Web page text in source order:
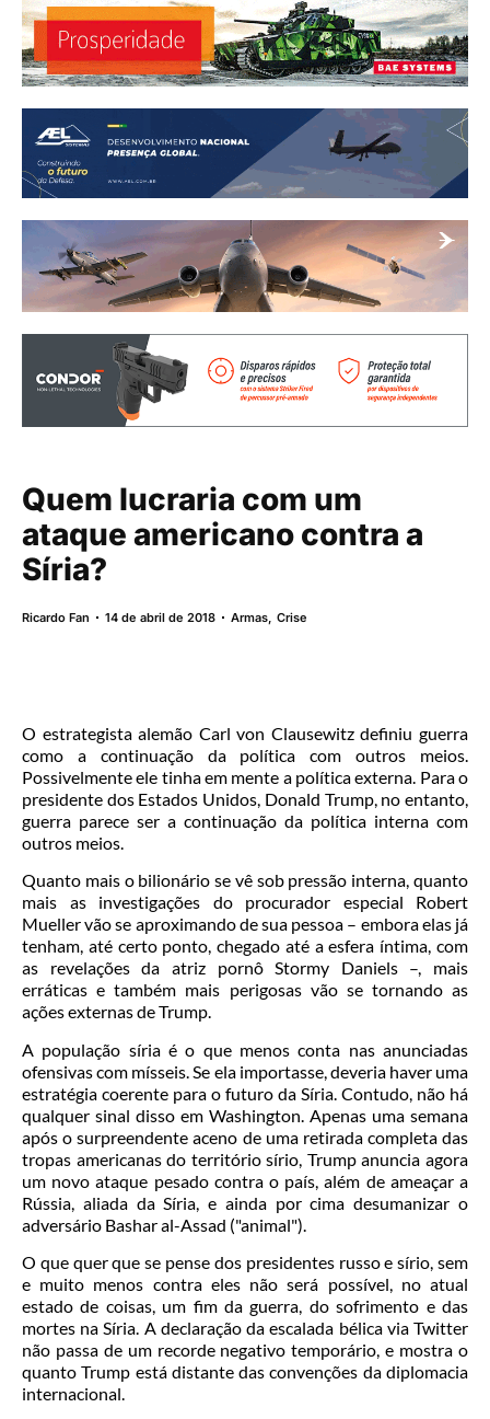
Quem lucraria com um
ataque americano contra a
Síria?
Ricardo Fan 14 de abril de 2018 Armas,Crise
O estrategista alemão Carl von Clausewitz definiu guerra
como a continuação da política com outros meios.
Possivelmente ele tinha em mente a política externa. Para o
presidente dos Estados Unidos, Donald Trump, no entanto,
guerra parece ser a continuação da política interna com
outros meios.
Quanto mais o bilionário se vê sob pressão interna, quanto
mais as investigações do procurador especial Robert
Mueller vão se aproximando de sua pessoa – embora elas já
tenham, até certo ponto, chegado até a esfera íntima, com
as revelações da atriz pornô Stormy Daniels –, mais
erráticas e também mais perigosas vão se tornando as
ações externas de Trump.
A população síria é o que menos conta nas anunciadas
ofensivas com mísseis. Se ela importasse, deveria haver uma
estratégia coerente para o futuro da Síria. Contudo, não há
qualquer sinal disso em Washington. Apenas uma semana
após o surpreendente aceno de uma retirada completa das
tropas americanas do território sírio, Trump anuncia agora
um novo ataque pesado contra o país, além de ameaçar a
Rússia, aliada da Síria, e ainda por cima desumanizar o
adversário Bashar al-Assad ("animal").
O que quer que se pense dos presidentes russo e sírio, sem
e muito menos contra eles não será possível, no atual
estado de coisas, um fim da guerra, do sofrimento e das
mortes na Síria. A declaração da escalada bélica via Twitter
não passa de um recorde negativo temporário, e mostra o
quanto Trump está distante das convenções da diplomacia
internacional.